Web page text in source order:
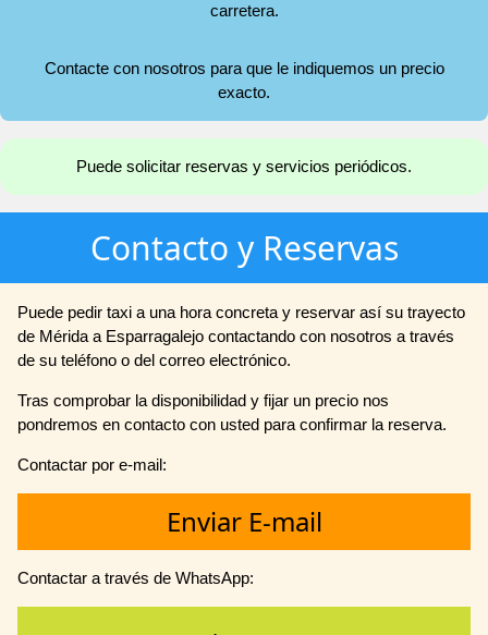
carretera.
Contacte con nosotros para que le indiquemos un precio
exacto.
Puede solicitar reservas y servicios periódicos.
Contacto y Reservas
Puede pedir taxi a una hora concreta y reservar así su trayecto
de Mérida a Esparragalejo contactando con nosotros a través
de su teléfono o del correo electrónico.
Tras comprobar la disponibilidad y fijar un precio nos
pondremos en contacto con usted para confirmar la reserva.
Contactar por e-mail:
Enviar E-mail
Contactar a través de WhatsApp: